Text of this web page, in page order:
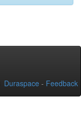
Duraspace - Feedback